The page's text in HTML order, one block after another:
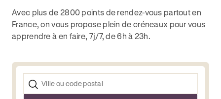
Avec plus de 2800 points de rendez-vous partout en
France, on vous propose plein de créneaux pour vous
apprendre à en faire, 7j/7, de 6h à 23h.